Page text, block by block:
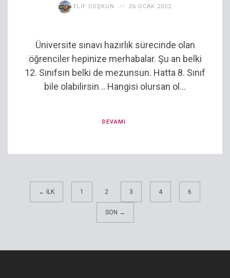
ELIF COŞKUN 26 OCAK 2022
Üniversite sınavı hazırlık sürecinde olan
öğrenciler hepinize merhabalar. Şu an belki
12. Sınıfsın belki de mezunsun. Hatta 8. Sınıf
bile olabilirsin .. Hangisi olursan ol...
DEVAMI
← İLK 1 2 3 4 6
SON →